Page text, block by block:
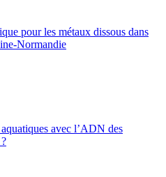
pour les métaux dissous dans
Normandie
avec l’ADN des